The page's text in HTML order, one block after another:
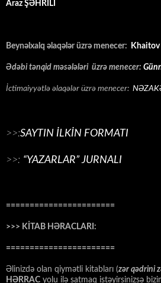
Araz ŞƏHRİLİ
Beynəlxalq əlaqələr üzrə menecer:
Ədəbi tənqid məsələləri üzrə menecer:
İctimaiyyətlə əlaqələr üzrə menecer:
>>:SAYTIN İLKİN FORMATI
>>: “YAZARLAR” JURNALI
=======================
>>> KİTAB HƏRACLARI:
=======================
Əlinizdə olan qiymətli kitabları (zər qədrini
HƏRRAC yolu ilə satmaq istəyirsinizsə